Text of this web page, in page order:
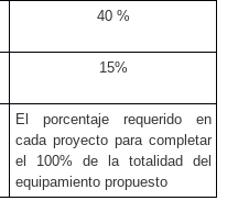
40 %
15%
El porcentaje requerido en
cada proyecto para completar
el 100% de la totalidad del
equipamiento propuesto